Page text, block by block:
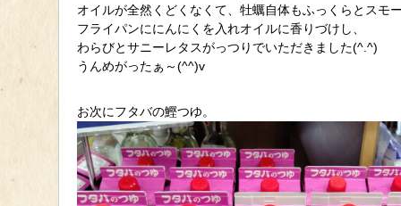
オイルが全然くどくなくて、牡蠣自体もふっくらとスモ
フライパンににんにくを入れオイルに香りづけし、
わらびとサニーレタスがっつりでいただきました(^.^)
うんめがったぁ～(^^)v
お次にフタバの鰹つゆ。